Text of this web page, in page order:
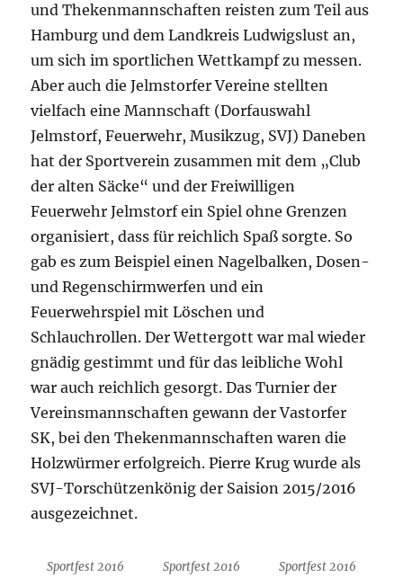
und Thekenmannschaften reisten zum Teil aus
Hamburg und dem Landkreis Ludwigslust an,
um sich im sportlichen Wettkampf zu messen.
Aber auch die Jelmstorfer Vereine stellten
vielfach eine Mannschaft (Dorfauswahl
Jelmstorf, Feuerwehr, Musikzug, SVJ) Daneben
hat der Sportverein zusammen mit dem „Club
der alten Säcke“ und der Freiwilligen
Feuerwehr Jelmstorf ein Spiel ohne Grenzen
organisiert, dass für reichlich Spaß sorgte. So
gab es zum Beispiel einen Nagelbalken, Dosen-
und Regenschirmwerfen und ein
Feuerwehrspiel mit Löschen und
Schlauchrollen. Der Wettergott war mal wieder
gnädig gestimmt und für das leibliche Wohl
war auch reichlich gesorgt. Das Turnier der
Vereinsmannschaften gewann der Vastorfer
SK, bei den Thekenmannschaften waren die
Holzwürmer erfolgreich. Pierre Krug wurde als
SVJ-Torschützenkönig der Saision 2015/2016
ausgezeichnet.
Sportfest 2016 Sportfest 2016 Sportfest 2016